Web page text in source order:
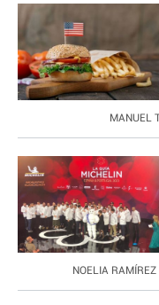
MANUEL
NOELIA RAMÍREZ